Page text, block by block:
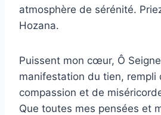
atmosphère de sérénité.
Hozana.
Puissent mon cœur, Ô
manifestation du tien, rempli
compassion et de
Que toutes mes pensées et